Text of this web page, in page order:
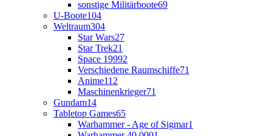
sonstige Militärboote69
U-Boote104
Weltraum304
Star Wars27
Star Trek21
Space 19992
Verschiedene Raumschiffe71
Anime112
Maschinenkrieger71
Gundam14
Tabletop Games65
Warhammer - Age of Sigmar1